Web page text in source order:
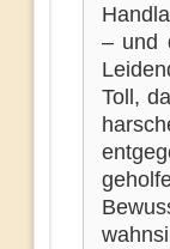
– und
Toll,